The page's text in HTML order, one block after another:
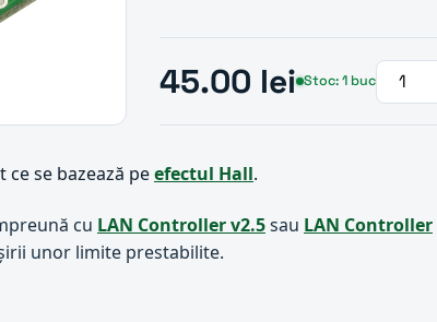
45.00 lei Stoc: 1 buc
se bazează peefectul Hall.
cu LAN Controller v2.5sau LAN Controller
unor limite prestabilite.